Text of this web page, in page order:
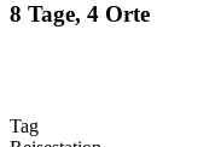
8 Tage, 4 Orte
Tag